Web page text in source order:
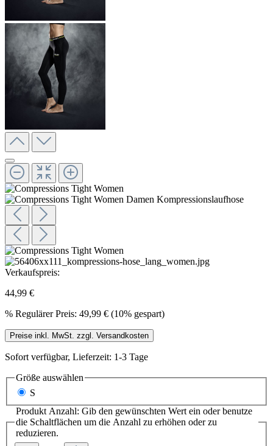
Verkaufspreis:
44,99 €
% Regulärer Preis: 49,99 € (10% gespart)
Preise inkl. MwSt. zzgl. Versandkosten
Sofort verfügbar, Lieferzeit: 1-3 Tage
Größe auswählen
S
Produkt Anzahl: Gib den gewünschten Wert ein oder benutze
die Schaltflächen um die Anzahl zu erhöhen oder zu
reduzieren.